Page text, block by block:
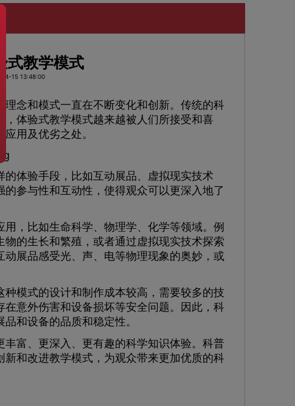
式教学模式
04-15 13:48:00
念和模式一直在不断变化和创新。传统的科
体验式教学模式越来越被人们所接受和喜
用及优劣之处。
体验手段，比如互动展品、虚拟现实技术
参与性和互动性，使得观众可以更深入地了
，比如生命科学、物理学、化学等领域。例
的生长和繁殖，或者通过虚拟现实技术探索
展品感受光、声、电等物理现象的奥妙，或
模式的设计和制作成本较高，需要较多的技
意外伤害和设备损坏等安全问题。因此，科
和设备的品质和稳定性。
富、更深入、更有趣的科学知识体验。科普
和改进教学模式，为观众带来更加优质的科